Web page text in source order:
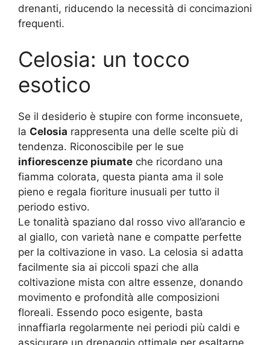
drenanti, riducendo la necessità di concimazioni
frequenti.
Celosia: un tocco
esotico
Se il desiderio è stupire con forme inconsuete,
la Celosia rappresenta una delle scelte più di
tendenza. Riconoscibile per le sue
infiorescenze piumate che ricordano una
fiamma colorata, questa pianta ama il sole
pieno e regala fioriture inusuali per tutto il
periodo estivo.
Le tonalità spaziano dal rosso vivo all’arancio e
al giallo, con varietà nane e compatte perfette
per la coltivazione in vaso. La celosia si adatta
facilmente sia ai piccoli spazi che alla
coltivazione mista con altre essenze, donando
movimento e profondità alle composizioni
floreali. Essendo poco esigente, basta
innaffiarla regolarmente nei periodi più caldi e
assicurare un drenaggio ottimale per esaltarne